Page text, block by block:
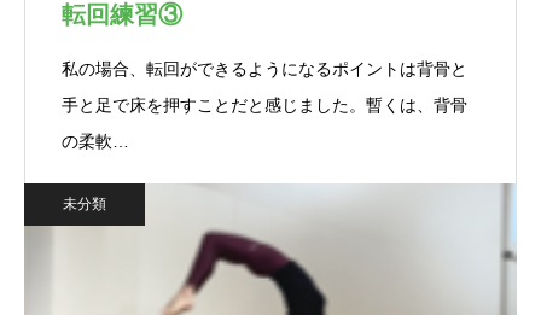
転回練習③
私の場合、転回ができるようになるポイントは背骨と
手と足で床を押すことだと感じました。暫くは、背骨
の柔軟…
未分類